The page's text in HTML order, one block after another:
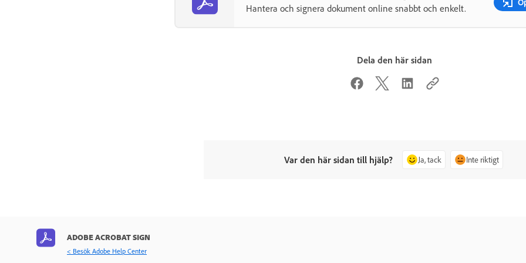
Hantera och signera dokument online snabbt och enkelt.
Dela den här sidan
Var den här sidan till hjälp? Ja, tack Inte riktigt
ADOBE ACROBAT SIGN
< Besök Adobe Help Center